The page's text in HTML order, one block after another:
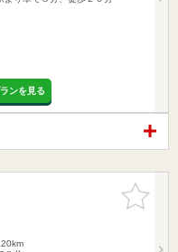
ンを見る
お気に入
りに追加